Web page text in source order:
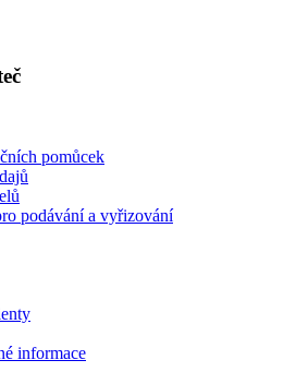
pomůcek
podávání a vyřizování
informace